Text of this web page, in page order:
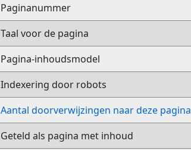
Paginanummer
Taal voor de pagina
Pagina-inhoudsmodel
Indexering door robots
Aantal doorverwijzingen naar deze pagina
Geteld als pagina met inhoud